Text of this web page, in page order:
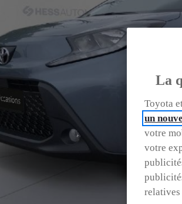
La
Toyota
un
votre
votre
relatives